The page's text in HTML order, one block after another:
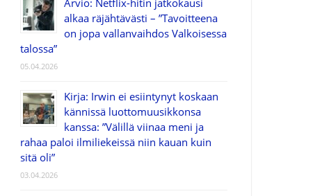
alkaa räjähtävästi – ”Tavoitteena
on jopa vallanvaihdos Valkoisessa
talossa”
05.04.2026
Kirja: Irwin ei esiintynyt koskaan
kännissä luottomuusikkonsa
kanssa: ”Välillä viinaa meni ja
rahaa paloi ilmiliekeissä niin kauan kuin
sitä oli”
03.04.2026